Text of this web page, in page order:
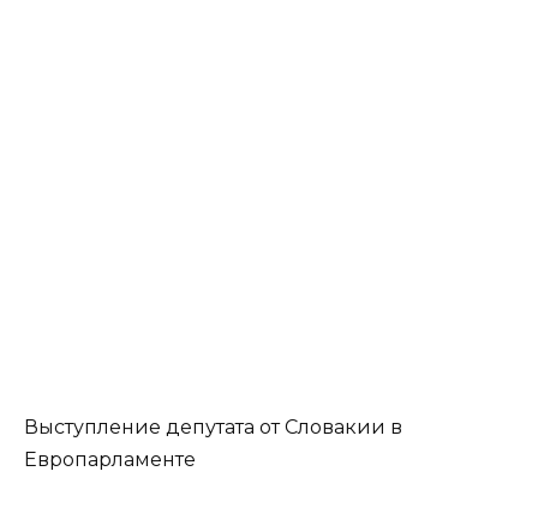
Выступление депутата от Словакии в
Европарламенте